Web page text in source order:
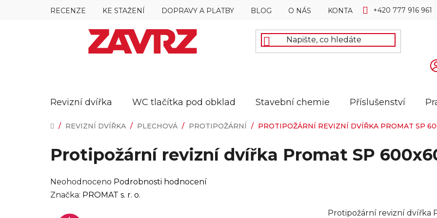
RECENZE KE STAŽENÍ DOPRAVY A PLATBY BLOG O NÁS KONTAKTY +420 777 916 961
Revizní dvířka WC tlačítka pod obklad Stavební chemie Příslušenství
DOMŮ
/ REVIZNÍ DVÍŘKA / PLECHOVÁ / PROTIPOŽÁRNÍ / PROTIPOŽÁRNÍ REVIZNÍ DVÍŘKA PROMAT SP
Protipožární revizní dvířka Promat SP
Průměrné
hodnocení
Neohodnoceno Podrobnosti hodnocení
Značka: PROMAT s. r. o.
Protipožární revizní dvířka